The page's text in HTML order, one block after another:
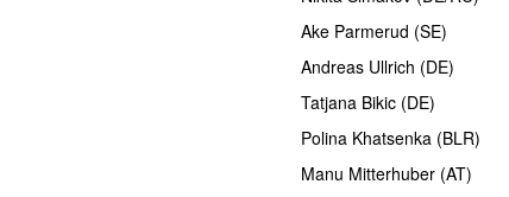
Ake Parmerud (SE)
Andreas Ullrich (DE)
Tatjana Bikic (DE)
Polina Khatsenka (BLR)
Manu Mitterhuber (AT)